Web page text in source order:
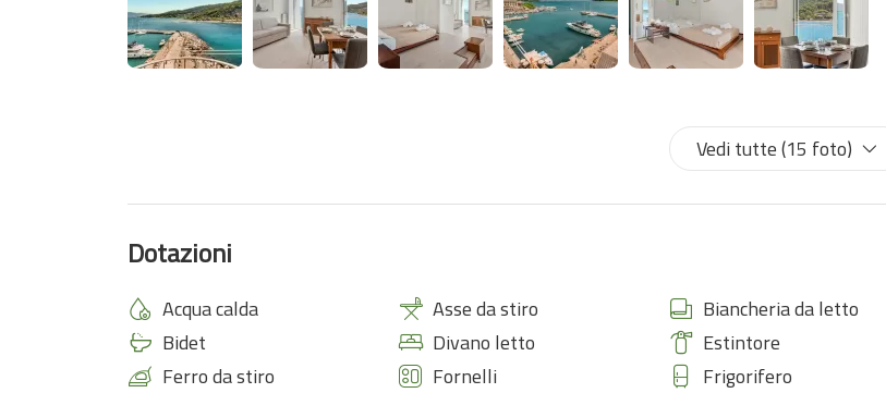
Eden si trova in una posizione unica, tra i vicoli storici e suggestivi del borgo, a pochi passi dal mare e da tutte le
meraviglie di Portovenere.
Essendo il centro storico non è possibile arrivare con l auto davanti all'entrata dell'appartamento. Per arrivare
Lasciati incantare dalla magia del luogo, rilassati al suono delle onde e vivi un’esperienza indimenticabile.
Eden ti aspetta… per farti sentire davvero in paradiso.
Vedi tutte (15 foto)
Dotazioni
Acqua calda Asse da stiro
Biancheria da letto
Bidet
Divano letto
Estintore
Ferro da stiro
Fornelli
Frigorifero